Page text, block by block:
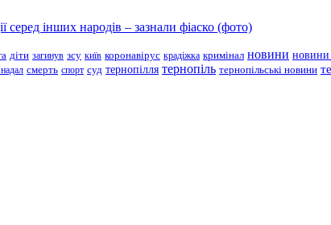
серед інших народів – зазнали фіаско (фото)
діти загинув зсу київ коронавірус крадіжка кримінал новини новини
надал смерть спорт суд тернопілля тернопіль тернопільські новини